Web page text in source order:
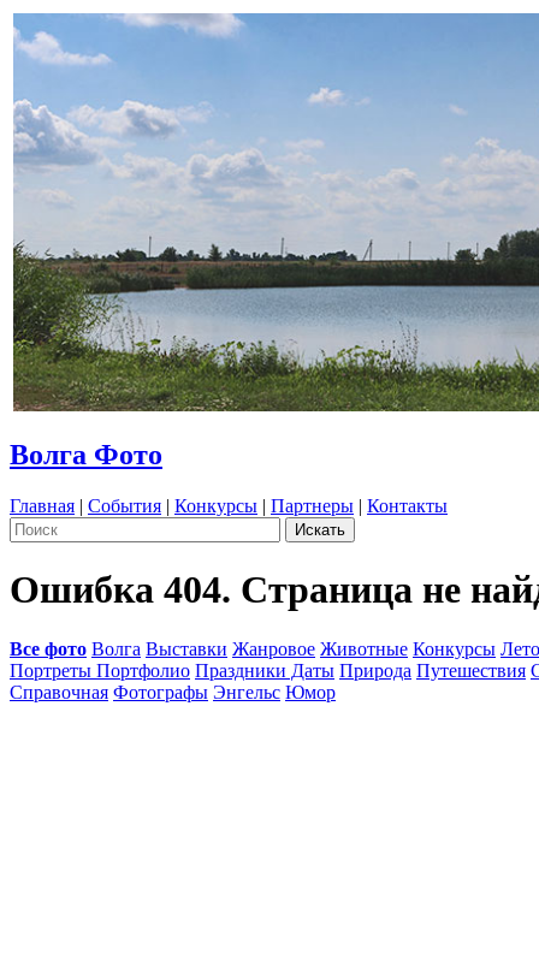
Волга Фото
Главная | События | Конкурсы | Партнеры | Контакты
Ошибка 404. Страница не
Все фото Волга Выставки Жанровое Животные Конкурсы
Портреты Портфолио Праздники Даты Природа Путешествия
Справочная Фотографы Энгельс Юмор